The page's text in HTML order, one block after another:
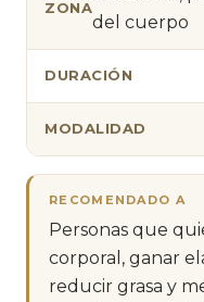
ZONA
del cuerpo
DURACIÓN
MODALIDAD
RECOMENDADO A
Personas que
corporal, ganar
reducir grasa y